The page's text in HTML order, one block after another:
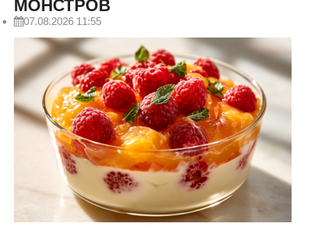
МОНСТРОВ
07.08.2026 11:55